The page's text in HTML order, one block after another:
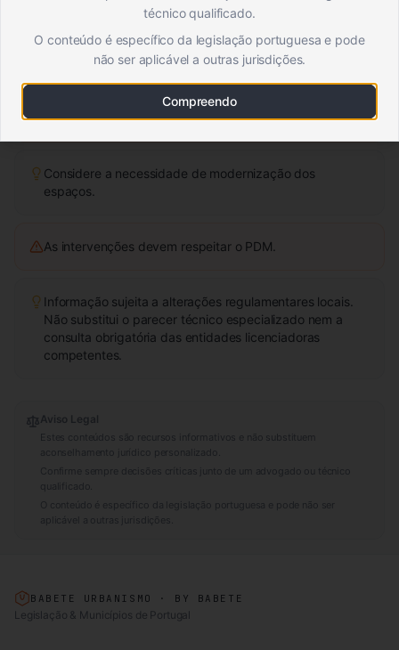
Verifique se a moradia está classificada como
património.
Considere a necessidade de modernização dos
espaços.
As intervenções devem respeitar o PDM.
Informação sujeita a alterações regulamentares locais.
Não substitui o parecer técnico especializado nem a
consulta obrigatória das entidades licenciadoras
competentes.
Aviso Legal
Estes conteúdos são recursos informativos e não substituem
aconselhamento jurídico personalizado.
Confirme sempre decisões críticas junto de um advogado ou técnico
qualificado.
O conteúdo é específico da legislação portuguesa e pode não ser
aplicável a outras jurisdições.
BABETE URBANISMO · BY BABETE
Legislação & Municípios de Portugal
técnico qualificado.
O conteúdo é específico da legislação portuguesa e pode
não ser aplicável a outras jurisdições.
Compreendo